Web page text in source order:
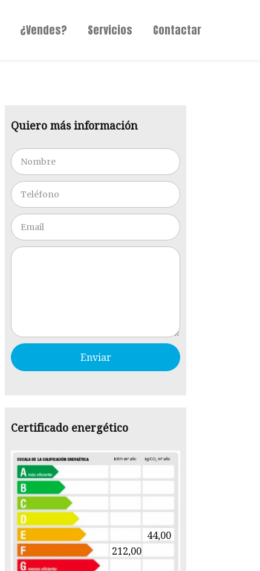
¿Vendes? Servicios Contactar
Quiero más información
Certificado energético
44,00
212,00